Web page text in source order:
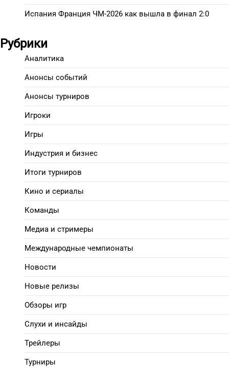
Испания Франция ЧМ-2026 как вышла в финал 2:0
Рубрики
Аналитика
Анонсы событий
Анонсы турниров
Игроки
Игры
Индустрия и бизнес
Итоги турниров
Кино и сериалы
Команды
Медиа и стримеры
Международные чемпионаты
Новости
Новые релизы
Обзоры игр
Слухи и инсайды
Трейлеры
Турниры